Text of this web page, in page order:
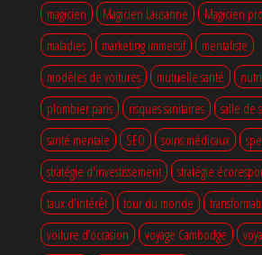
magicien
Magicien Lausanne
Magicien
maladies
marketing immersif
mentaliste
modèles de voitures
mutuelle santé
plombier paris
risques sanitaires
salle de
santé mentale
SEO soins médicaux
stratégie d'investissement
stratégie
taux d'intérêt
tour du monde
voiture d’occasion
voyage Cambodge